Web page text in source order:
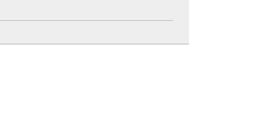
북한성도들의 찬양
중국 찬양